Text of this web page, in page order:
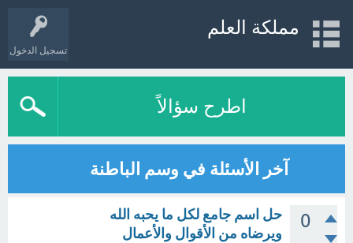
تسجيل الدخول
مملكة العلم
اطرح سؤالاً
آخر الأسئلة في وسم الباطنة
0
حل اسم جامع لكل ما يحبه الله
ويرضاه من الأقوال والأعمال